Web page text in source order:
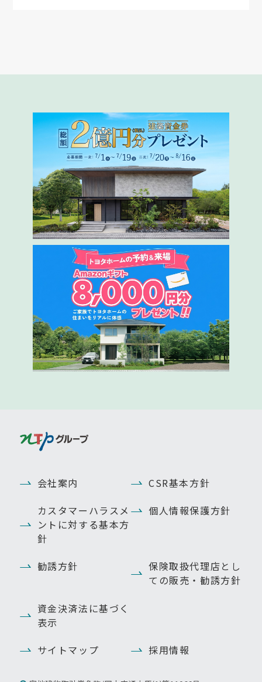
会社案内
CSR基本方針
カスタマーハラスメ
ントに対する基本方
針
個人情報保護方針
勧誘方針
保険取扱代理店とし
ての販売・勧誘方針
資金決済法に基づく
表示
サイトマップ
採用情報